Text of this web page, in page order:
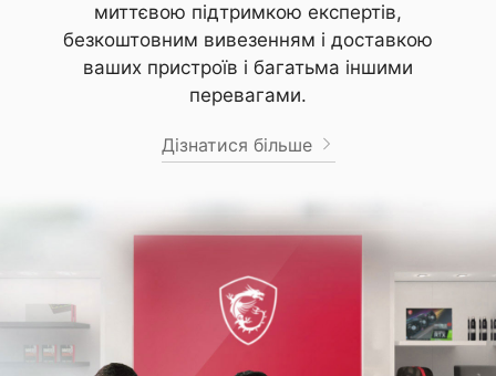
миттєвою підтримкою експертів,
безкоштовним вивезенням і доставкою
ваших пристроїв і багатьма іншими
перевагами.
Дізнатися більше